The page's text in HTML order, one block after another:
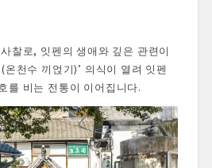
찰로, 잇펜의 생애와 깊은 관련이
온천수 끼얹기)’ 의식이 열려 잇펜
를 비는 전통이 이어집니다.